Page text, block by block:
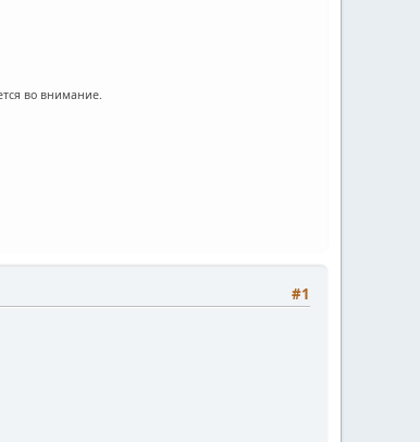
во внимание.
#1